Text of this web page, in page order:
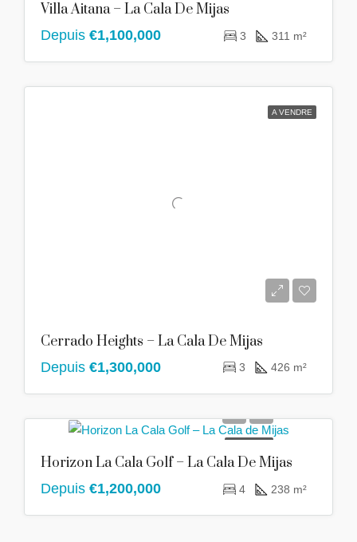
Villa Aitana – La Cala De Mijas
Depuis €1,100,000 3 311 m²
A VENDRE
Cerrado Heights – La Cala De Mijas
Depuis €1,300,000 3 426 m²
Horizon La Cala Golf – La Cala De Mijas
Depuis €1,200,000 4 238 m²